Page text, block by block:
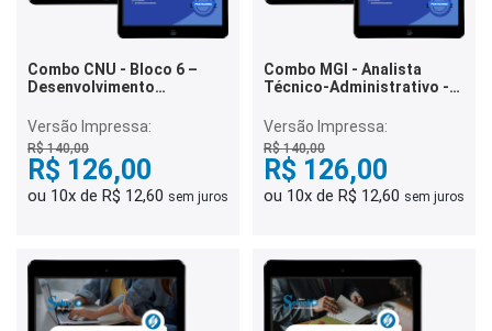
Combo CNU - Bloco 6 –
Desenvolvimento
Versão Impressa:
R$ 140,00
R$ 126,00
ou 10x de R$ 12,60 sem juros
Combo MGI - Analista
Técnico-Administrativo -
Versão Impressa:
R$ 140,00
R$ 126,00
ou 10x de R$ 12,60 sem juros